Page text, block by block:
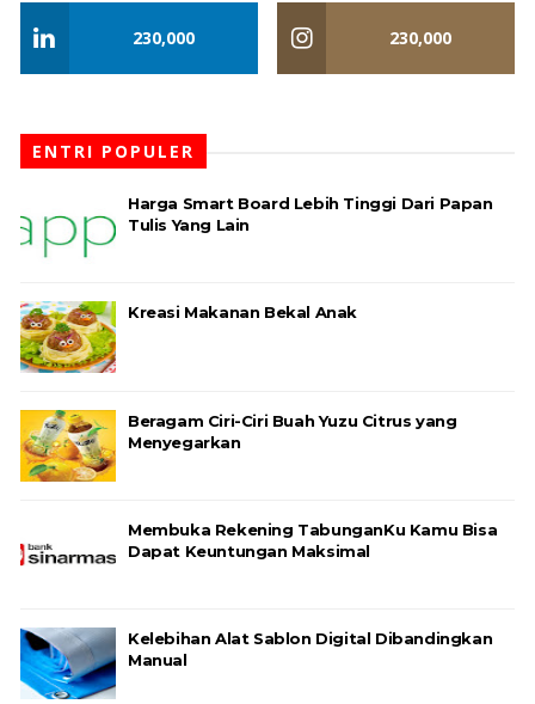
230,000 230,000
ENTRI POPULER
Harga Smart Board Lebih Tinggi Dari Papan
Tulis Yang Lain
Kreasi Makanan Bekal Anak
Beragam Ciri-Ciri Buah Yuzu Citrus yang
Menyegarkan
Membuka Rekening TabunganKu Kamu Bisa
Dapat Keuntungan Maksimal
Kelebihan Alat Sablon Digital Dibandingkan
Manual